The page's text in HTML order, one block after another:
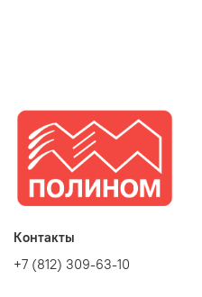
Контакты
+7 (812) 309-63-10